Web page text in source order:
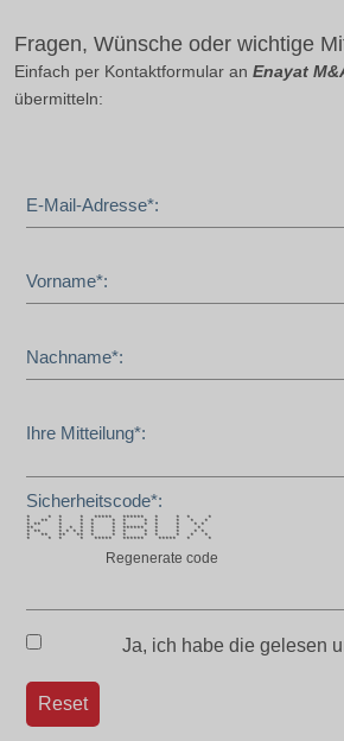
Fragen, Wünsche oder wichtige
Einfach per Kontaktformular an Enayat
übermitteln:
E-Mail-Adresse*:
Vorname*:
Nachname*:
Ihre Mitteilung*:
Sicherheitscode*:
* * * * ***** ****** * * * *
* ** * * * * * * * * * *
* ** * * * * * * * * * *
** * * * * * ****** * * *
* ** * * * * * * * * * * * *
* ** ** ** * * * * * * * *
* * * * ***** ****** ***** * *
Regenerate code
Ja, ich habe die gelesen
Reset